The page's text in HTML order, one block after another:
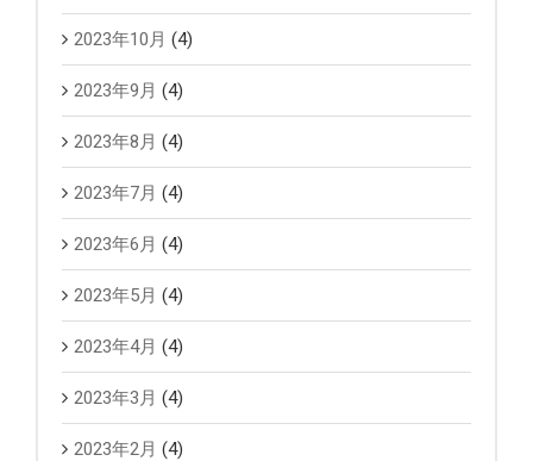
2023年10月 (4)
2023年9月 (4)
2023年8月 (4)
2023年7月 (4)
2023年6月 (4)
2023年5月 (4)
2023年4月 (4)
2023年3月 (4)
2023年2月 (4)